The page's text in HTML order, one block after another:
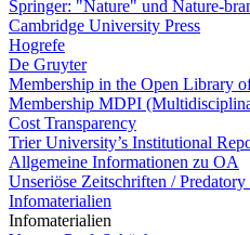
Springer: "Nature" und Nature-
Cambridge University Press
Hogrefe
De Gruyter
Membership in the Open Library
Membership MDPI
Cost Transparency
Trier University’s Institutional
Allgemeine Informationen zu OA
Unseriöse Zeitschriften / Predatory
Infomaterialien
Infomaterialien